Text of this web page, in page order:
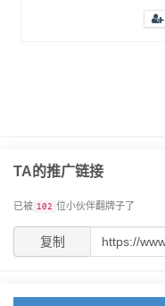
TA的推广链接
已被 102 位小伙伴翻牌子了
复制